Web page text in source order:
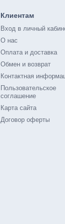
Клиентам
Вход в личный
О нас
Оплата и доставка
Обмен и возврат
Контактная
Пользовательское
соглашение
Карта сайта
Договор оферты